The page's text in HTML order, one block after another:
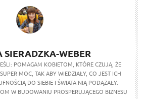
SIERADZKA-WEBER
POMAGAM KOBIETOM, KTÓRE CZUJĄ, ŻE
MOC, TAK ABY WIEDZIAŁY, CO JEST ICH
DO SIEBIE I ŚWIATA NIĄ PODĄŻAŁY.
W BUDOWANIU PROSPERUJĄCEGO BIZNESU